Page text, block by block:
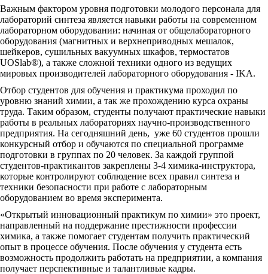
Важным фактором уровня подготовки молодого персонала для
лабораторий синтеза является навыки работы на современном
лабораторном оборудовании: начиная от общелабораторного
оборудования (магнитных и верхнеприводных мешалок,
шейкеров, сушильных вакуумных шкафов, термостатов
UOSlab®), а также сложной техники одного из ведущих
мировых производителей лабораторного оборудования - IKA.
Отбор студентов для обучения и практикума проходил по
уровню знаний химии, а так же прохождению курса охраны
труда. Таким образом, студенты получают практические навыки
работы в реальных лабораториях научно-производственного
предприятия. На сегодняшний день, уже 60 студентов прошли
конкурсный отбор и обучаются по специальной программе
подготовки в группах по 20 человек. За каждой группой
студентов-практикантов закреплены 3-4 химика-инструктора,
которые контролируют соблюдение всех правил синтеза и
техники безопасности при работе с лабораторным
оборудованием во время эксперимента.
«Открытый инновационный практикум по химии» это проект,
направленный на поддержание престижности профессии
химика, а также помогает студентам получить практический
опыт в процессе обучения. После обучения у студента есть
возможность продолжить работать на предприятии, а компания
получает перспективные и талантливые кадры.